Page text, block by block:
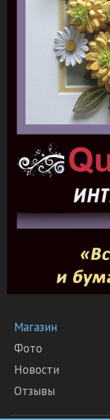
Магазин
Фото
Новости
Отзывы